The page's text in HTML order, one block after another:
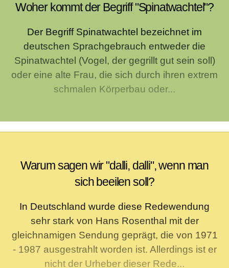
Woher kommt der Begriff "Spinatwachtel"?
Der Begriff Spinatwachtel bezeichnet im
deutschen Sprachgebrauch entweder die
Spinatwachtel (Vogel, der gegrillt gut sein soll)
oder eine alte Frau, die sich durch ihren extrem
schmalen Körperbau oder...
Warum sagen wir "dalli, dalli", wenn man
sich beeilen soll?
In Deutschland wurde diese Redewendung
sehr stark von Hans Rosenthal mit der
gleichnamigen Sendung geprägt, die von 1971
- 1987 ausgestrahlt worden ist. Allerdings ist er
nicht der Urheber dieser Rede...